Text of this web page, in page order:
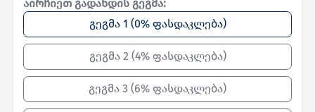
აირჩიეთ გადახდის გეგმა:
გეგმა 1 (0% ფასდაკლება)
გეგმა 2 (4% ფასდაკლება)
გეგმა 3 (6% ფასდაკლება)